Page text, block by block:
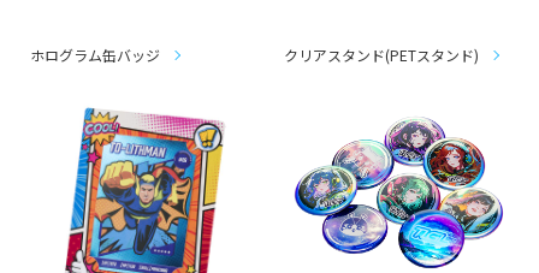
ホログラム缶バッジ クリアスタンド(PETスタンド)